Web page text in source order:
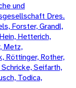
und
Dres.
Forster, Grandl,
Hetterich,
Metz,
Röttinger, Rother,
Seifarth,
Todica,